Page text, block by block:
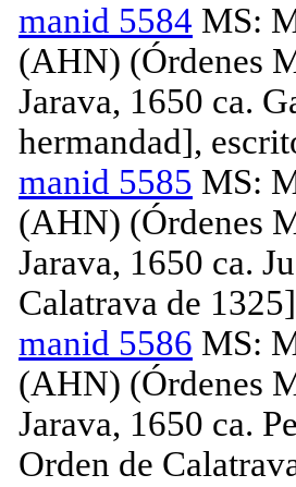
manid 5584 MS:
(AHN) (Órdenes
Jarava, 1650 ca.
hermandad],
manid 5585 MS:
(AHN) (Órdenes
Jarava, 1650 ca.
Calatrava de
manid 5586 MS:
(AHN) (Órdenes
Jarava, 1650 ca.
Orden de